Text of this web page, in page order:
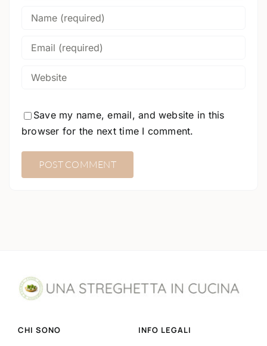
Save my name, email, and website in this
browser for the next time I comment.
CHI SONO INFO LEGALI